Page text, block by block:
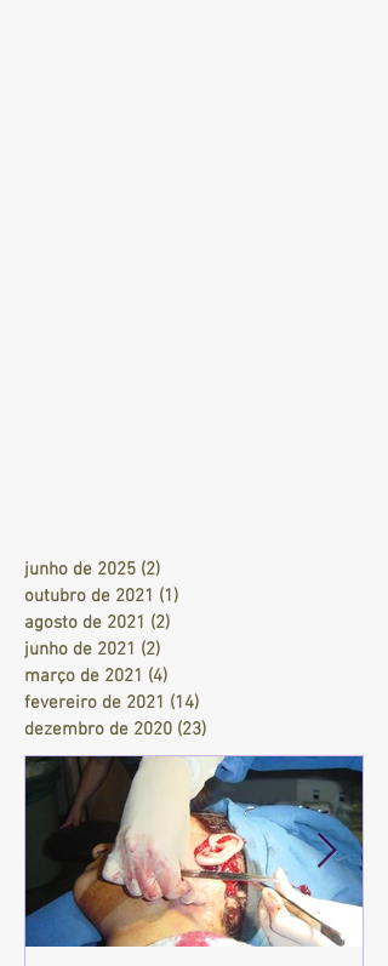
junho de 2025 (2)
outubro de 2021 (1)
agosto de 2021 (2)
junho de 2021 (2)
março de 2021 (4)
fevereiro de 2021 (14)
dezembro de 2020 (23)